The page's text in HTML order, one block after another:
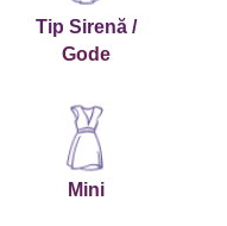
Tip Sirenă /
Gode
Mini